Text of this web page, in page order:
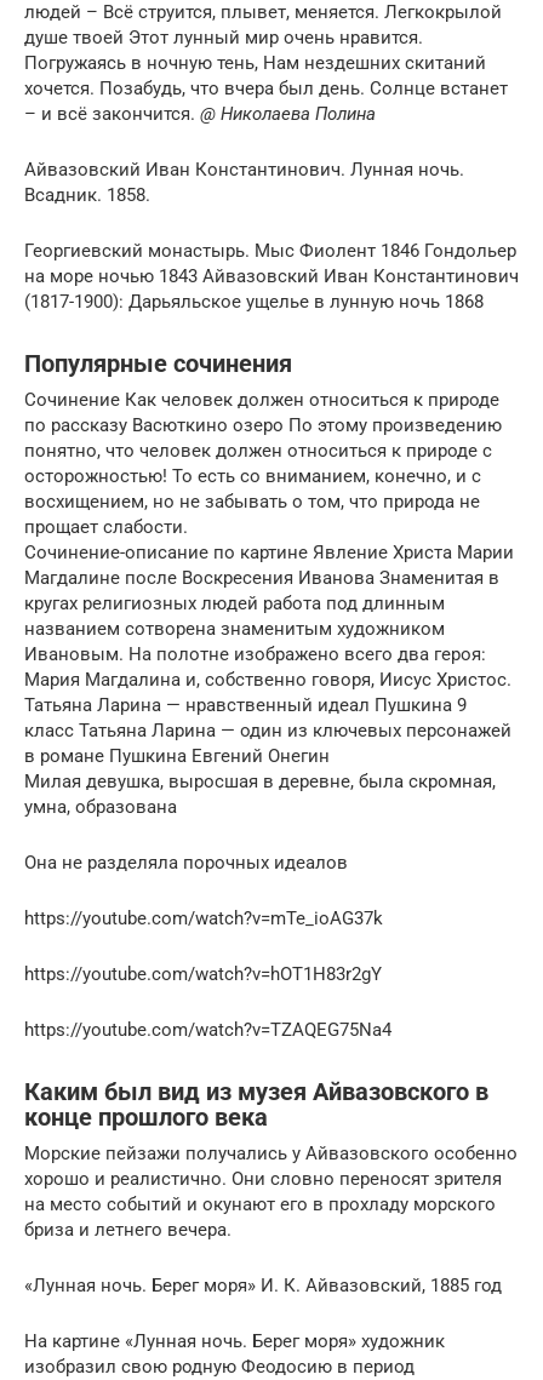
людей – Всё струится, плывет, меняется. Легкокрылой
душе твоей Этот лунный мир очень нравится.
Погружаясь в ночную тень, Нам нездешних скитаний
хочется. Позабудь, что вчера был день. Солнце встанет
– и всё закончится. @ Николаева Полина
Айвазовский Иван Константинович. Лунная ночь.
Всадник. 1858.
Георгиевский монастырь. Мыс Фиолент 1846 Гондольер
на море ночью 1843 Айвазовский Иван Константинович
(1817-1900): Дарьяльское ущелье в лунную ночь 1868
Популярные сочинения
Сочинение Как человек должен относиться к природе
по рассказу Васюткино озеро По этому произведению
понятно, что человек должен относиться к природе с
осторожностью! То есть со вниманием, конечно, и с
восхищением, но не забывать о том, что природа не
прощает слабости.
Сочинение-описание по картине Явление Христа Марии
Магдалине после Воскресения Иванова Знаменитая в
кругах религиозных людей работа под длинным
названием сотворена знаменитым художником
Ивановым. На полотне изображено всего два героя:
Мария Магдалина и, собственно говоря, Иисус Христос.
Татьяна Ларина — нравственный идеал Пушкина 9
класс Татьяна Ларина — один из ключевых персонажей
в романе Пушкина Евгений Онегин
Милая девушка, выросшая в деревне, была скромная,
умна, образована
Она не разделяла порочных идеалов
https://youtube.com/watch?v=mTe_ioAG37k
https://youtube.com/watch?v=hOT1H83r2gY
https://youtube.com/watch?v=TZAQEG75Na4
Каким был вид из музея Айвазовского в
конце прошлого века
Морские пейзажи получались у Айвазовского особенно
хорошо и реалистично. Они словно переносят зрителя
на место событий и окунают его в прохладу морского
бриза и летнего вечера.
«Лунная ночь. Берег моря» И. К. Айвазовский, 1885 год
На картине «Лунная ночь. Берег моря» художник
изобразил свою родную Феодосию в период